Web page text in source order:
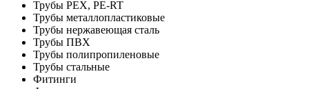
Трубы PEX, PE-RT
Трубы металлопластиковые
Трубы нержавеющая сталь
Трубы ПВХ
Трубы полипропиленовые
Трубы стальные
Фитинги